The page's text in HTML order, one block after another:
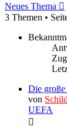
Neues Thema
3 Themen •
Die
von
UEFA